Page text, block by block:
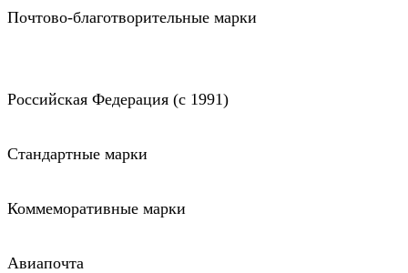
Почтово-благотворительные марки
Российская Федерация (c 1991)
Стандартные марки
Коммеморативные марки
Авиапочта